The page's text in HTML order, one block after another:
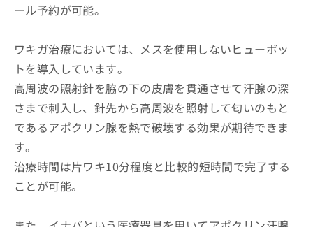
ール予約が可能。
ワキガ治療においては、メスを使用しないヒューボッ
トを導入しています。
高周波の照射針を脇の下の皮膚を貫通させて汗腺の深
さまで刺入し、針先から高周波を照射して匂いのもと
であるアポクリン腺を熱で破壊する効果が期待できま
す。
治療時間は片ワキ10分程度と比較的短時間で完了する
ことが可能。